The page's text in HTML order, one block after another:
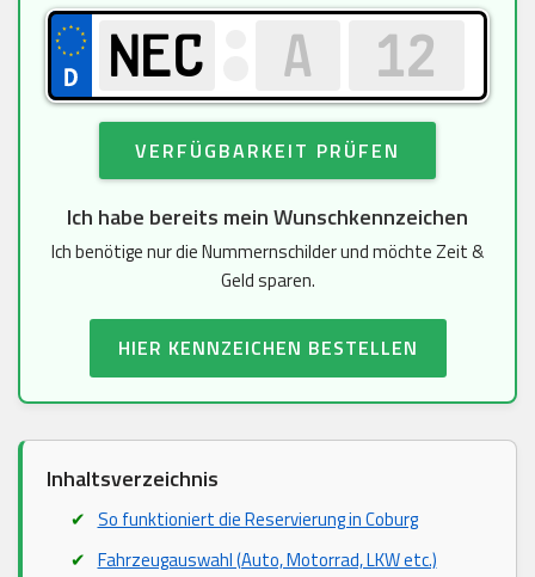
VERFÜGBARKEIT PRÜFEN
Ich habe bereits mein Wunschkennzeichen
Ich benötige nur die Nummernschilder und möchte Zeit &
Geld sparen.
HIER KENNZEICHEN BESTELLEN
Inhaltsverzeichnis
So funktioniert die Reservierung in Coburg
Fahrzeugauswahl (Auto, Motorrad, LKW etc.)